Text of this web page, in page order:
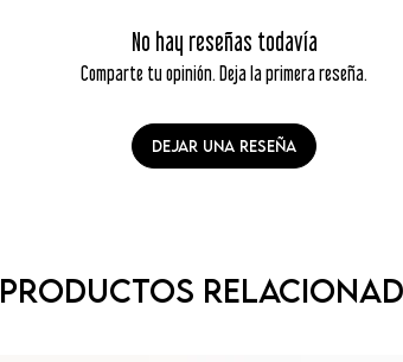
No hay reseñas todavía
Comparte tu opinión. Deja la primera reseña.
Dejar una reseña
Productos